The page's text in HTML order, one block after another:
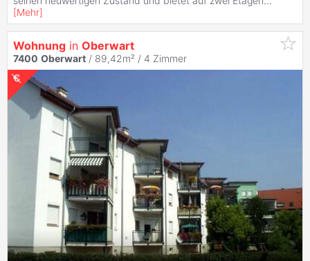
[Mehr]
Wohnung in Oberwart
7400 Oberwart / 89,42m² / 4 Zimmer